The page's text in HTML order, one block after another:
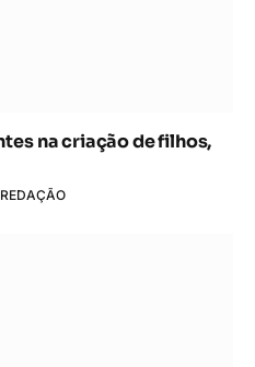
na criação de filhos,
REDAÇÃO